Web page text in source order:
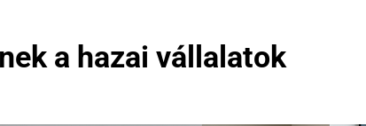
a hazai vállalatok